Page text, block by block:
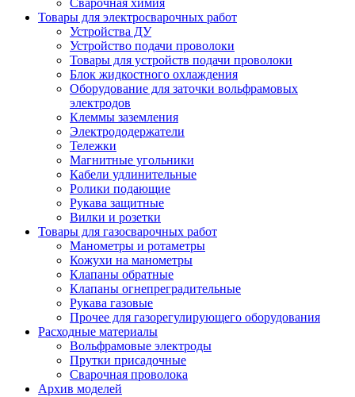
Сварочная химия
Товары для электросварочных работ
Устройства ДУ
Устройство подачи проволоки
Товары для устройств подачи проволоки
Блок жидкостного охлаждения
Оборудование для заточки вольфрамовых
электродов
Клеммы заземления
Электрододержатели
Тележки
Магнитные угольники
Кабели удлинительные
Ролики подающие
Рукава защитные
Вилки и розетки
Товары для газосварочных работ
Манометры и ротаметры
Кожухи на манометры
Клапаны обратные
Клапаны огнепреградительные
Рукава газовые
Прочее для газорегулирующего оборудования
Расходные материалы
Вольфрамовые электроды
Прутки присадочные
Сварочная проволока
Архив моделей